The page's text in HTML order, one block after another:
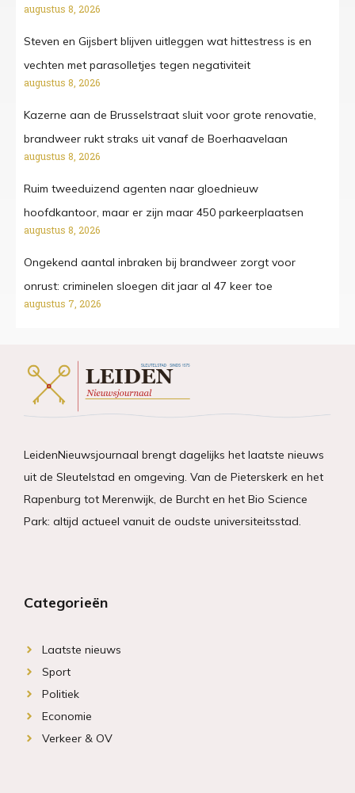
augustus 8, 2026
Steven en Gijsbert blijven uitleggen wat hittestress is en
vechten met parasolletjes tegen negativiteit
augustus 8, 2026
Kazerne aan de Brusselstraat sluit voor grote renovatie,
brandweer rukt straks uit vanaf de Boerhaavelaan
augustus 8, 2026
Ruim tweeduizend agenten naar gloednieuw
hoofdkantoor, maar er zijn maar 450 parkeerplaatsen
augustus 8, 2026
Ongekend aantal inbraken bij brandweer zorgt voor
onrust: criminelen sloegen dit jaar al 47 keer toe
augustus 7, 2026
LeidenNieuwsjournaal brengt dagelijks het laatste nieuws
uit de Sleutelstad en omgeving. Van de Pieterskerk en het
Rapenburg tot Merenwijk, de Burcht en het Bio Science
Park: altijd actueel vanuit de oudste universiteitsstad.
Categorieën
Laatste nieuws
Sport
Politiek
Economie
Verkeer & OV